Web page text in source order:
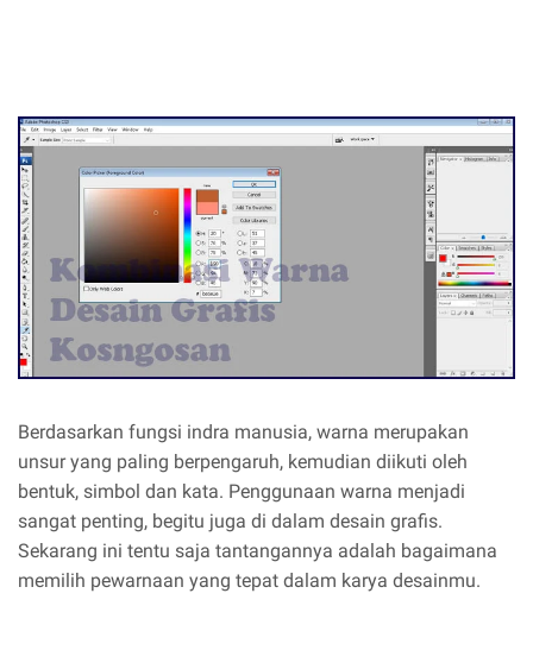
Berdasarkan fungsi indra manusia, warna merupakan
unsur yang paling berpengaruh, kemudian diikuti oleh
bentuk, simbol dan kata. Penggunaan warna menjadi
sangat penting, begitu juga di dalam desain grafis.
Sekarang ini tentu saja tantangannya adalah bagaimana
memilih pewarnaan yang tepat dalam karya desainmu.